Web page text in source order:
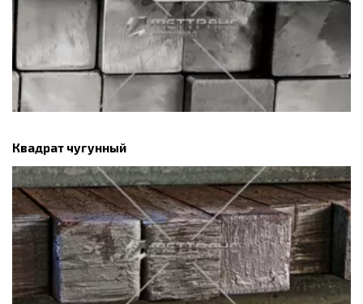
Квадрат чугунный